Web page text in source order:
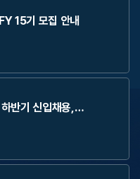
15기 모집 안내
반기 신입채용,